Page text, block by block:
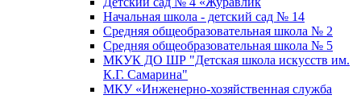
Начальная школа - детский сад № 14
Средняя общеобразовательная школа № 2
Средняя общеобразовательная школа № 5
МКУК ДО ШР "Детская школа искусств им.
К.Г. Самарина"
МКУ «Инженерно-хозяйственная служба